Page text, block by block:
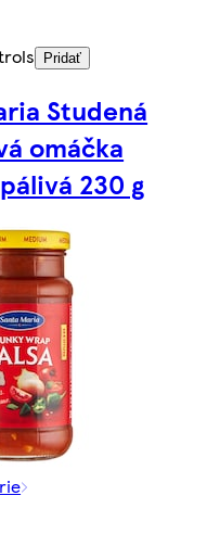
Pridať
Studená
omáčka
230 g